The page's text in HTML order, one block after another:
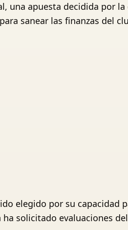
una apuesta decidida por la
sanear las finanzas del
elegido por su capacidad
solicitado evaluaciones